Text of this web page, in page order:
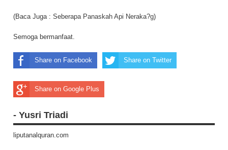
(Baca Juga : Seberapa Panaskah Api Neraka?g)
Semoga bermanfaat.
Share on Facebook Share on Twitter
Share on Google Plus
- Yusri Triadi
liputanalquran.com